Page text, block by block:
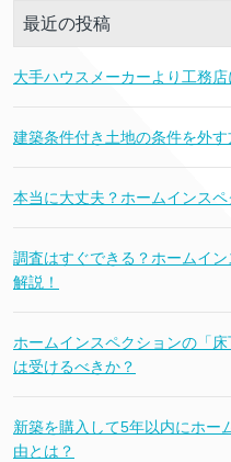
最近の投稿
大手ハウスメーカーより工務
建築条件付き土地の条件を外す
本当に大丈夫？ホームインス
調査はすぐできる？ホームイ
解説！
ホームインスペクションの「
は受けるべきか？
新築を購入して5年以内にホー
由とは？